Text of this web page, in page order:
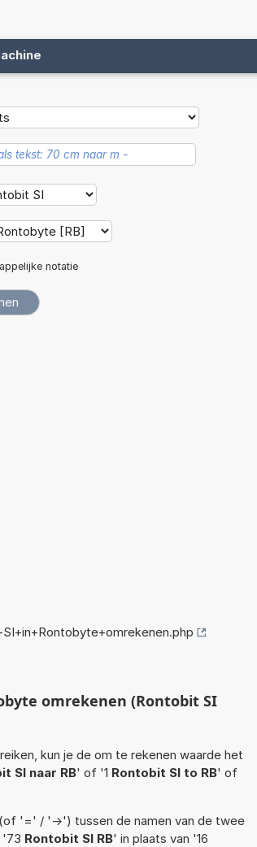
notatie
omrekenen (Rontobit SI
kun je de om te rekenen waarde het
SI naar RB' of '1 Rontobit SI to RB' of
'=' / '->') tussen de namen van de twee
'73 Rontobit SI RB' in plaats van '16